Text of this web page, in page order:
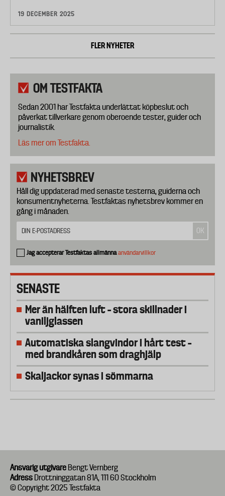
19 DECEMBER 2025
FLER NYHETER
OM TESTFAKTA
Sedan 2001 har Testfakta underlättat köpbeslut och
påverkat tillverkare genom oberoende tester, guider och
journalistik.
Läs mer om Testfakta.
NYHETSBREV
Håll dig uppdaterad med senaste testerna, guiderna och
konsumentnyheterna. Testfaktas nyhetsbrev kommer en
gång i månaden.
Jag accepterar Testfaktas allmännaanvändarvillkor
SENASTE
Mer än hälften luft – stora skillnader i
vaniljglassen
Automatiska slangvindor i hårt test –
med brandkåren som draghjälp
Skaljackor synas i sömmarna
Ansvarig utgivare Bengt Vernberg
Adress Drottninggatan 81A, 111 60 Stockholm
© Copyright 2025 Testfakta